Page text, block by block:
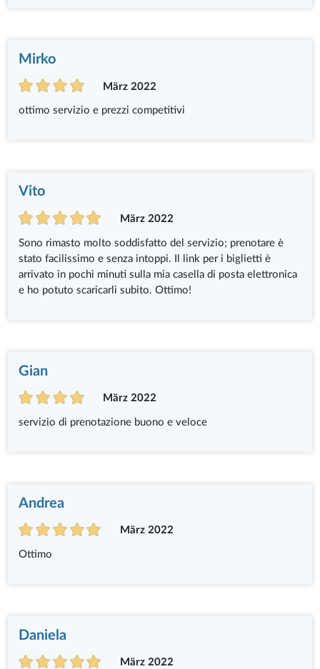
Mirko
März 2022
ottimo servizio e prezzi competitivi
Vito
März 2022
Sono rimasto molto soddisfatto del servizio; prenotare è
stato facilissimo e senza intoppi. Il link per i biglietti è
arrivato in pochi minuti sulla mia casella di posta elettronica
e ho potuto scaricarli subito. Ottimo!
Gian
März 2022
servizio di prenotazione buono e veloce
Andrea
März 2022
Ottimo
Daniela
März 2022